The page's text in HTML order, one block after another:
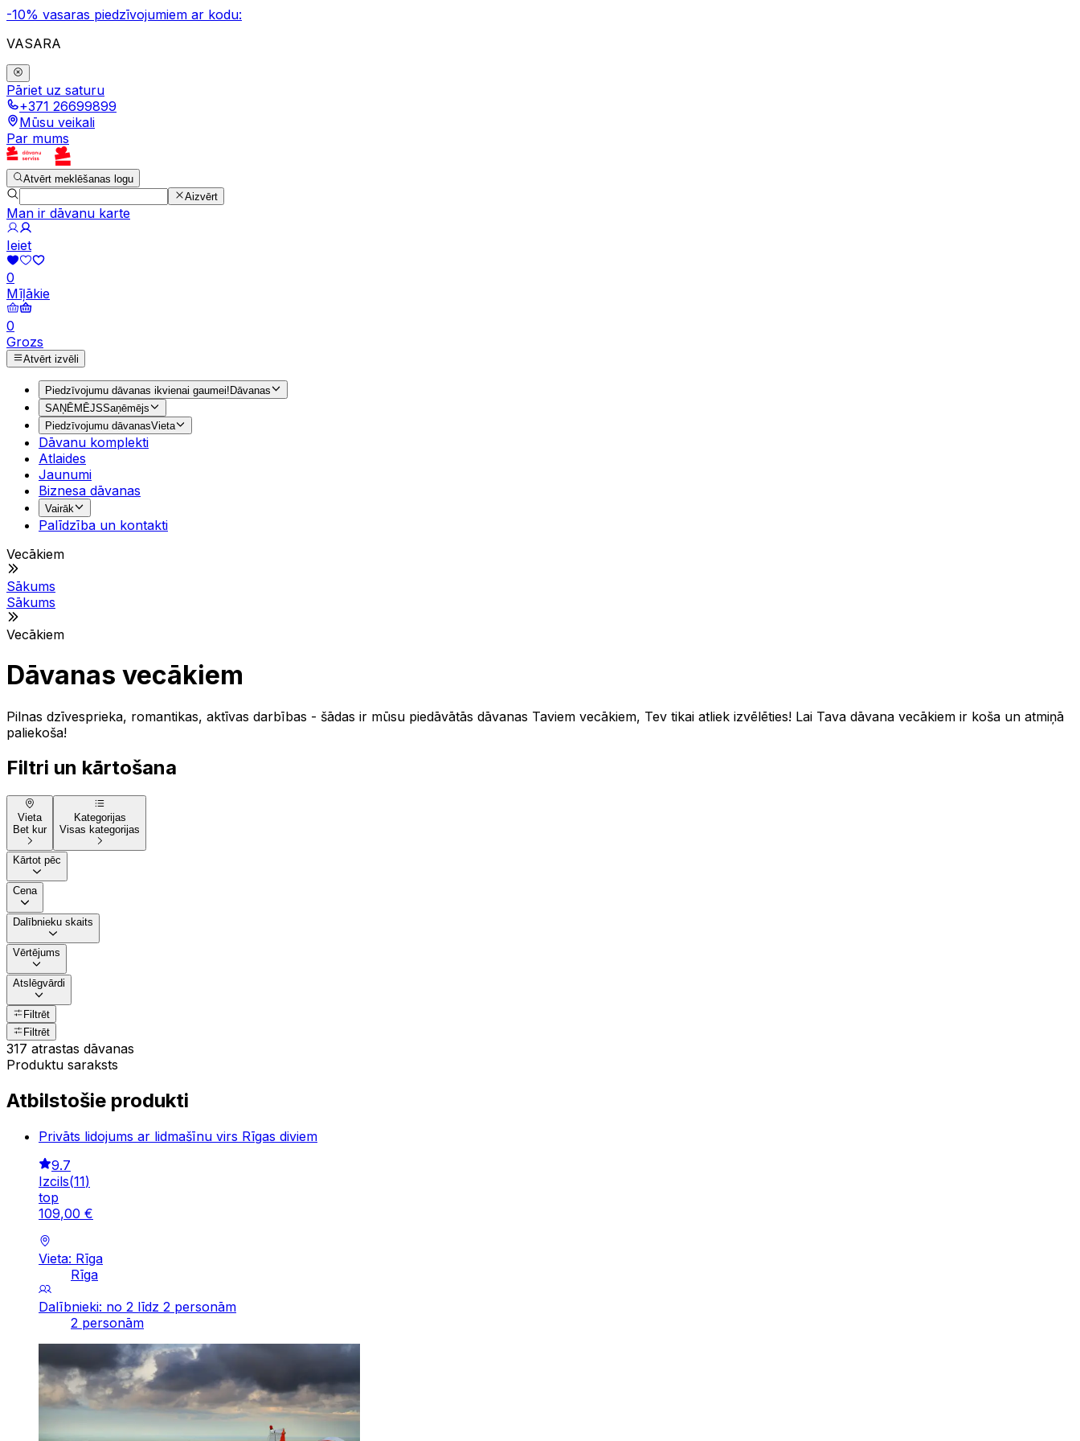
-10% vasaras piedzīvojumiem ar kodu:
VASARA
Pāriet uz saturu
+371 26699899
Mūsu veikali
Par mums
Atvērt meklēšanas logu
Aizvērt
Man ir dāvanu karte
Ieiet
0
Mīļākie
0
Grozs
Atvērt izvēli
Piedzīvojumu dāvanas ikvienai gaumei!Dāvanas
SAŅĒMĒJSSaņēmējs
Piedzīvojumu dāvanasVieta
Dāvanu komplekti
Atlaides
Jaunumi
Biznesa dāvanas
Vairāk
Palīdzība un kontakti
Vecākiem
Sākums
Sākums
Vecākiem
Dāvanas vecākiem
Pilnas dzīvesprieka, romantikas, aktīvas darbības - šādas ir mūsu piedāvātās dāvanas Taviem vecākiem, Tev tikai atliek izvēlēties! Lai Tava dāvana vecākiem ir koša un atmiņā
paliekoša!
Filtri un kārtošana
Vieta
Bet kur
Kategorijas
Visas kategorijas
Kārtot pēc
Cena
Dalībnieku skaits
Vērtējums
Atslēgvārdi
Filtrēt
Filtrēt
317 atrastas dāvanas
Produktu saraksts
Atbilstošie produkti
Privāts lidojums ar lidmašīnu virs Rīgas diviem
9.7
Izcils(11)
top
109,00 €
Vieta: Rīga
Rīga
Dalībnieki: no 2 līdz 2 personām
2 personām